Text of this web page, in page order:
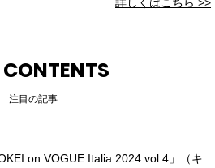
詳しくはこちら >>
注目の記事
on VOGUE Italia 2024 vol.4」（キ